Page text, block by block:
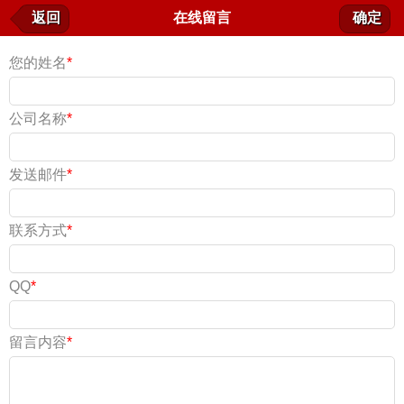
在线留言
我要留言
返回 在线留言 确定
您的姓名*
公司名称*
发送邮件*
联系方式*
QQ*
留言内容*